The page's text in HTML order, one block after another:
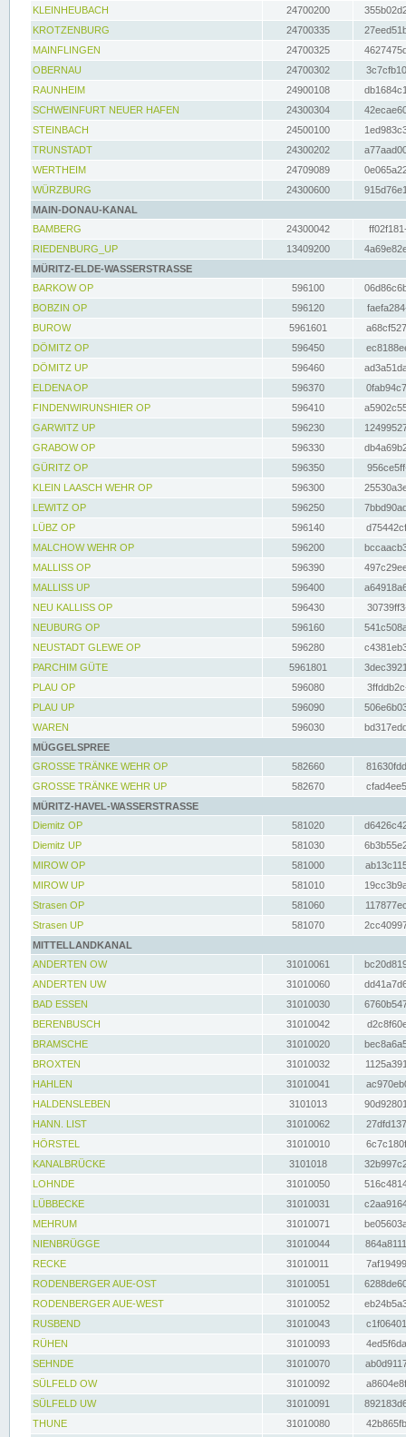
KLEINHEUBACH 24700200
KROTZENBURG
24700335
MAINFLINGEN
24700325
OBERNAU
24700302
RAUNHEIM
24900108
SCHWEINFURT NEUER HAFEN
24300304
STEINBACH
24500100
TRUNSTADT
24300202
WERTHEIM
24709089
WÜRZBURG
24300600
MAIN-DONAU-KANAL
BAMBERG
24300042
RIEDENBURG_UP
13409200
MÜRITZ-ELDE-WASSERSTRASSE
BARKOW OP
596100
BOBZIN OP
596120
BUROW
5961601
DÖMITZ OP
596450
DÖMITZ UP
596460
ELDENA OP
596370
FINDENWIRUNSHIER OP
596410
GARWITZ UP
596230
GRABOW OP
596330
GÜRITZ OP
596350
KLEIN LAASCH WEHR OP
596300
LEWITZ OP
596250
LÜBZ OP
596140
MALCHOW WEHR OP
596200
MALLISS OP
596390
MALLISS UP
596400
NEU KALLISS OP
596430
NEUBURG OP
596160
NEUSTADT GLEWE OP
596280
PARCHIM GÜTE
5961801
PLAU OP
596080
PLAU UP
596090
WAREN
596030
MÜGGELSPREE
GROSSE TRÄNKE WEHR OP
582660
GROSSE TRÄNKE WEHR UP
582670
MÜRITZ-HAVEL-WASSERSTRASSE
Diemitz OP
581020
Diemitz UP
581030
MIROW OP
581000
MIROW UP
581010
Strasen OP
581060
Strasen UP
581070
MITTELLANDKANAL
ANDERTEN OW
31010061
ANDERTEN UW
31010060
BAD ESSEN
31010030
BERENBUSCH
31010042
BRAMSCHE
31010020
BROXTEN
31010032
HAHLEN
31010041
HALDENSLEBEN
3101013
HANN. LIST
31010062
HÖRSTEL
31010010
KANALBRÜCKE
3101018
LOHNDE
31010050
LÜBBECKE
31010031
MEHRUM
31010071
NIENBRÜGGE
31010044
RECKE
31010011
RODENBERGER AUE-OST
31010051
RODENBERGER AUE-WEST
31010052
RUSBEND
31010043
RÜHEN
31010093
SEHNDE
31010070
SÜLFELD OW
31010092
SÜLFELD UW
31010091
THUNE
31010080